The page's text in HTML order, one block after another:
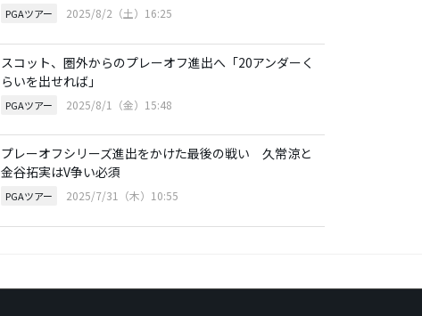
PGAツアー 2025/8/2（土）16:25
スコット、圏外からのプレーオフ進出へ「20アンダーく
らいを出せれば」
PGAツアー 2025/8/1（金）15:48
プレーオフシリーズ進出をかけた最後の戦い 久常涼と
金谷拓実はV争い必須
PGAツアー 2025/7/31（木）10:55